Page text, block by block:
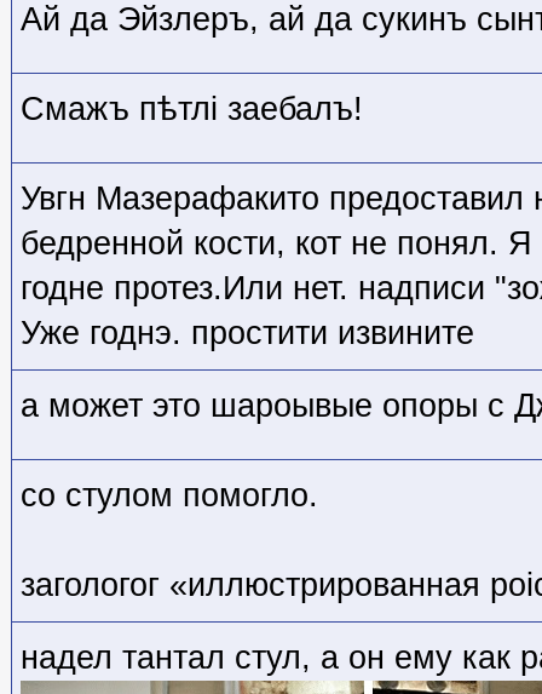
Ай да Эйзлеръ, ай да сукинъ
Смажъ пѣтлi заебалъ!
Увгн Мазерафакито предоставил
бедренной кости, кот не понял. Я
годне протез.Или нет. надписи
Уже годнэ. простити извините
а может это шароывые опоры с
со стулом помогло.
загологог «иллюстрированная
надел тантал стул, а он ему как